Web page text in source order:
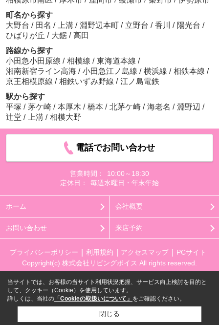
町名から探す
大野台 / 田名 / 上溝 / 淵野辺本町 / 立野台 / 香川 / 陽光台 /
ひばりが丘 / 大鋸 / 高田
路線から探す
小田急小田原線 / 相模線 / 東海道本線 /
湘南新宿ライン高海 / 小田急江ノ島線 / 横浜線 / 相鉄本線 /
京王相模原線 / 相鉄いずみ野線 / 江ノ島電鉄
駅から探す
平塚 / 茅ケ崎 / 本厚木 / 橋本 / 北茅ケ崎 / 海老名 / 淵野辺 /
辻堂 / 上溝 / 相模大野
電話でお問い合わせ
営業時間：
10:00～18:30
定休日：
毎週水曜日・年末年始
ホーム 会社概要
お問い合わせ 来店予約
プライバシーポリシー 利用規約 アクセスマップ
PCサイト
Copyright(c) 株式会社リビングボイス All rights reserved.
当サイトでは、お客様の当サイト利用状況把握、サービス向上検討を目的と
して、クッキー（Cookie）を使用しています。
詳しくは、当社の 「Cookieの取扱いについて」 をご確認ください。
閉じる